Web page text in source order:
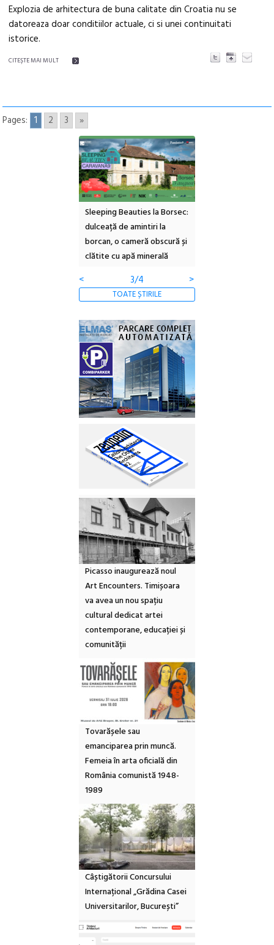
Explozia de arhitectura de buna calitate din Croatia nu se
datoreaza doar conditiilor actuale, ci si unei continuitati
istorice.
CITEŞTE MAI MULT
Pages: 1 2 3 »
Sleeping Beauties la Borsec:
dulceață de amintiri la
borcan, o cameră obscură și
clătite cu apă minerală
<
3/4 >
TOATE ȘTIRILE
Picasso inaugurează noul
Art Encounters. Timișoara
va avea un nou spațiu
cultural dedicat artei
contemporane, educației și
comunității
Tovarășele sau
emanciparea prin muncă.
Femeia în arta oficială din
România comunistă 1948-
1989
Câștigătorii Concursului
Internațional „Grădina Casei
Universitarilor, București”